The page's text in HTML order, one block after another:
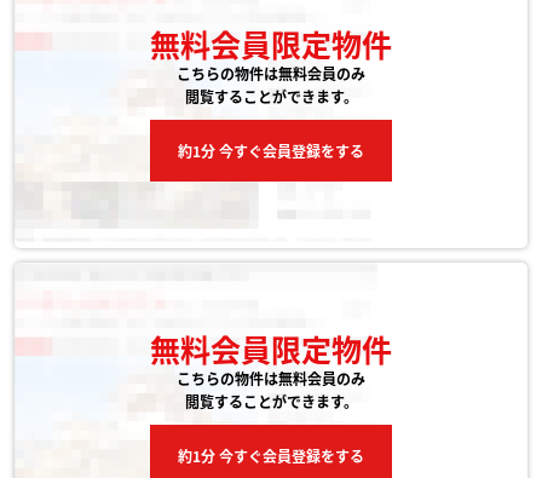
無料会員限定物件
こちらの物件は無料会員のみ
閲覧することができます。
約1分 今すぐ会員登録をする
無料会員限定物件
こちらの物件は無料会員のみ
閲覧することができます。
約1分 今すぐ会員登録をする